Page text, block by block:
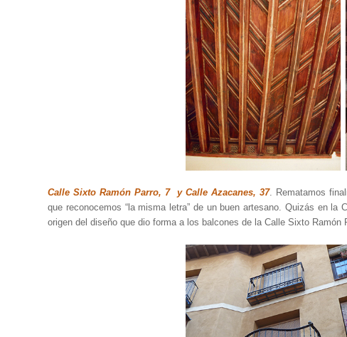
Calle Sixto Ramón Parro, 7 y Calle Azacanes, 37. Rematamos
que reconocemos “la misma letra” de un buen artesano. Quizás en
origen del diseño que dio forma a los balcones de la Calle Sixto Ramón